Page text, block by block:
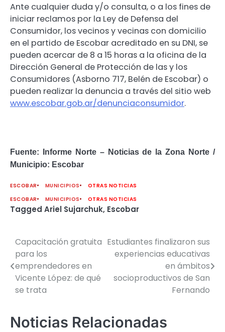
Ante cualquier duda y/o consulta, o a los fines de
iniciar reclamos por la Ley de Defensa del
Consumidor, los vecinos y vecinas con domicilio
en el partido de Escobar acreditado en su DNI, se
pueden acercar de 8 a 15 horas a la oficina de la
Dirección General de Protección de las y los
Consumidores (Asborno 717, Belén de Escobar) o
pueden realizar la denuncia a través del sitio web
www.escobar.gob.ar/denunciaconsumidor.
Fuente: Informe Norte – Noticias de la Zona Norte /
Municipio: Escobar
ESCOBAR MUNICIPIOS
OTRAS NOTICIAS
ESCOBAR
MUNICIPIOS OTRAS NOTICIAS
Tagged Ariel Sujarchuk, Escobar
Navegación
de
entradas
Capacitación gratuita
para los
emprendedores en
Vicente López: de qué
se trata
Estudiantes finalizaron sus
experiencias educativas
en ámbitos
socioproductivos de San
Fernando
Noticias Relacionadas